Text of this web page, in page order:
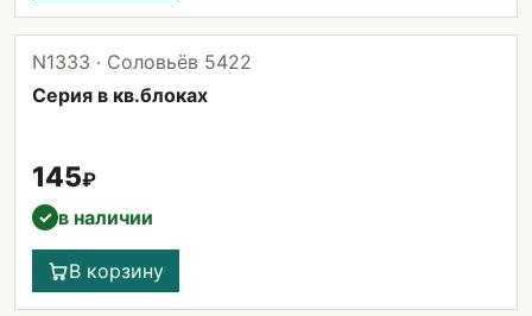
N1333 · Соловьёв 5422
Серия в кв.блоках
145₽
✓ в наличии
В корзину